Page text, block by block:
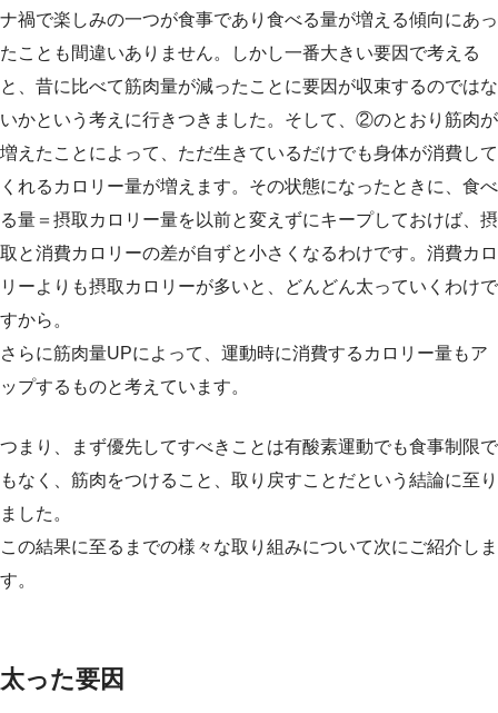
ナ禍で楽しみの一つが食事であり食べる量が増える傾向にあっ
たことも間違いありません。しかし一番大きい要因で考える
と、昔に比べて筋肉量が減ったことに要因が収束するのではな
いかという考えに行きつきました。そして、②のとおり筋肉が
増えたことによって、ただ生きているだけでも身体が消費して
くれるカロリー量が増えます。その状態になったときに、食べ
る量＝摂取カロリー量を以前と変えずにキープしておけば、摂
取と消費カロリーの差が自ずと小さくなるわけです。消費カロ
リーよりも摂取カロリーが多いと、どんどん太っていくわけで
すから。
さらに筋肉量UPによって、運動時に消費するカロリー量もア
ップするものと考えています。
つまり、まず優先してすべきことは有酸素運動でも食事制限で
もなく、筋肉をつけること、取り戻すことだという結論に至り
ました。
この結果に至るまでの様々な取り組みについて次にご紹介しま
す。
太った要因